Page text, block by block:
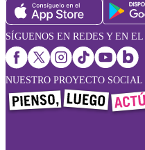
SÍGUENOS EN REDES Y EN
NUESTRO PROYECTO SOCIAL